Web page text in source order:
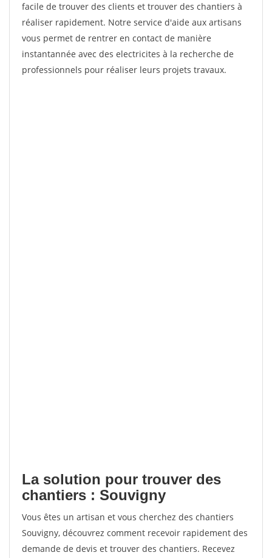
facile de trouver des clients et trouver des chantiers à
réaliser rapidement. Notre service d'aide aux artisans
vous permet de rentrer en contact de manière
instantannée avec des electricites à la recherche de
professionnels pour réaliser leurs projets travaux.
La solution pour trouver des
chantiers : Souvigny
Vous êtes un artisan et vous cherchez des chantiers
Souvigny, découvrez comment recevoir rapidement des
demande de devis et trouver des chantiers. Recevez